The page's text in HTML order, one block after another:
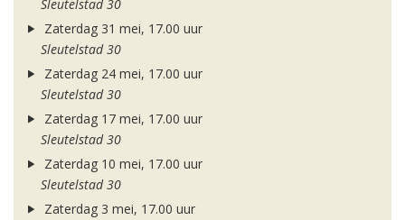
Sleutelstad 30
Zaterdag 31 mei, 17.00 uur
Sleutelstad 30
Zaterdag 24 mei, 17.00 uur
Sleutelstad 30
Zaterdag 17 mei, 17.00 uur
Sleutelstad 30
Zaterdag 10 mei, 17.00 uur
Sleutelstad 30
Zaterdag 3 mei, 17.00 uur